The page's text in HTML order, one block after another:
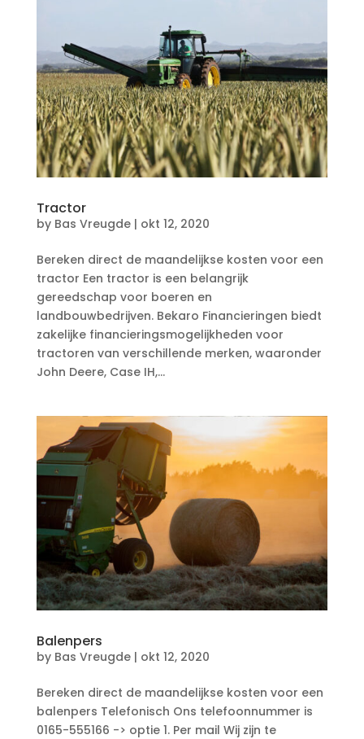
Tractor
by Bas Vreugde| okt 12, 2020
Bereken direct de maandelijkse kosten voor een
tractor Een tractor is een belangrijk
gereedschap voor boeren en
landbouwbedrijven. Bekaro Financieringen biedt
zakelijke financieringsmogelijkheden voor
tractoren van verschillende merken, waaronder
John Deere, Case IH,...
Balenpers
by Bas Vreugde| okt 12, 2020
Bereken direct de maandelijkse kosten voor een
balenpers Telefonisch Ons telefoonnummer is
0165-555166 -> optie 1. Per mail Wij zijn te